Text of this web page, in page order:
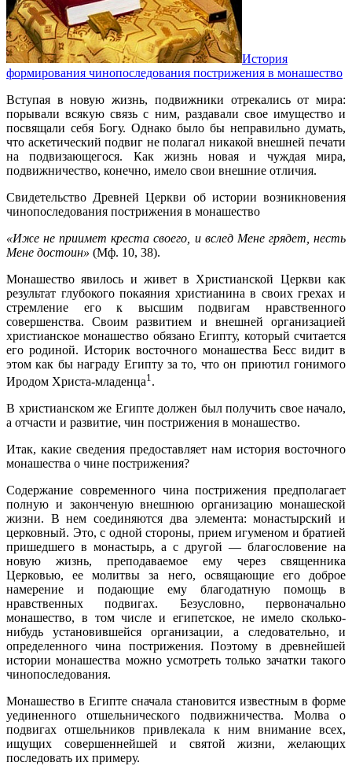
История
формирования чинопоследования пострижения в монашество
Вступая в новую жизнь, подвижники отрекались от мира:
порывали всякую связь с ним, раздавали свое имущество и
посвящали себя Богу. Однако было бы неправильно думать,
что аскетический подвиг не полагал никакой внешней печати
на подвизающегося. Как жизнь новая и чуждая мира,
подвижничество, конечно, имело свои внешние отличия.
Свидетельство Древней Церкви об истории возникновения
чинопоследования пострижения в монашество
«Иже не приимет креста своего, и вслед Мене грядет, несть
Мене достоин» (Мф. 10, 38).
Монашество явилось и живет в Христианской Церкви как
результат глубокого покаяния христианина в своих грехах и
стремление его к высшим подвигам нравственного
совершенства. Своим развитием и внешней организацией
христианское монашество обязано Египту, который считается
его родиной. Историк восточного монашества Бесс видит в
этом как бы награду Египту за то, что он приютил гонимого
Иродом Христа-младенца1 .
В христианском же Египте должен был получить свое начало,
а отчасти и развитие, чин пострижения в монашество.
Итак, какие сведения предоставляет нам история восточного
монашества о чине пострижения?
Содержание современного чина пострижения предполагает
полную и законченую внешнюю организацию монашеской
жизни. В нем соединяются два элемента: монастырский и
церковный. Это, с одной стороны, прием игуменом и братией
пришедшего в монастырь, а с другой — благословение на
новую жизнь, преподаваемое ему через священника
Церковью, ее молитвы за него, освящающие его доброе
намерение и подающие ему благодатную помощь в
нравственных подвигах. Безусловно, первоначально
монашество, в том числе и египетское, не имело сколько-
нибудь установившейся организации, а следовательно, и
определенного чина пострижения. Поэтому в древнейшей
истории монашества можно усмотреть только зачатки такого
чинопоследования.
Монашество в Египте сначала становится известным в форме
уединенного отшельнического подвижничества. Молва о
подвигах отшельников привлекала к ним внимание всех,
ищущих совершеннейшей и святой жизни, желающих
последовать их примеру.